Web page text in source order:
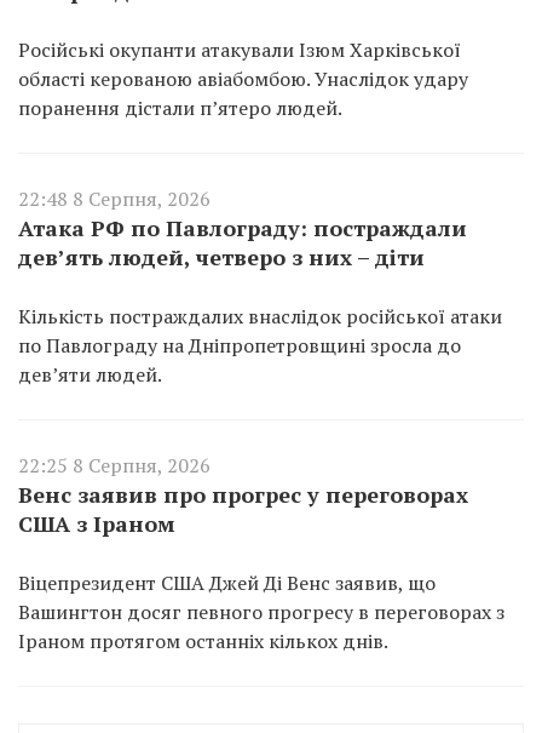
Російські окупанти атакували Ізюм Харківської
області керованою авіабомбою. Унаслідок удару
поранення дістали п’ятеро людей.
22:48 8 Серпня, 2026
Атака РФ по Павлограду: постраждали
дев’ять людей, четверо з них – діти
Кількість постраждалих внаслідок російської атаки
по Павлограду на Дніпропетровщині зросла до
дев’яти людей.
22:25 8 Серпня, 2026
Венс заявив про прогрес у переговорах
США з Іраном
Віцепрезидент США Джей Ді Венс заявив, що
Вашингтон досяг певного прогресу в переговорах з
Іраном протягом останніх кількох днів.